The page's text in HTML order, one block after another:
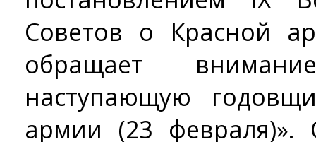
Советов о Красной
обращает
наступающую
армии (23 февраля)».